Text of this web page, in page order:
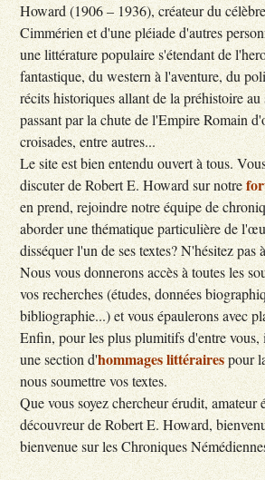
Howard (1906 – 1936), créateur du
Cimmérien et d'une pléiade d'autres
une littérature populaire s'étendant de
fantastique, du western à l'aventure, du
récits historiques allant de la préhistoire
passant par la chute de l'Empire Romain
croisades, entre autres...
Le site est bien entendu ouvert à tous.
discuter de Robert E. Howard sur notre
en prend, rejoindre notre équipe de
aborder une thématique particulière de
disséquer l'un de ses textes? N'hésitez pas
Nous vous donnerons accès à toutes les
vos recherches (études, données
bibliographie...) et vous épaulerons avec
Enfin, pour les plus plumitifs d'entre vous,
une section d'hommages littérairespour
nous soumettre vos textes.
Que vous soyez chercheur érudit, amateur
découvreur de Robert E. Howard,
bienvenue sur les Chroniques